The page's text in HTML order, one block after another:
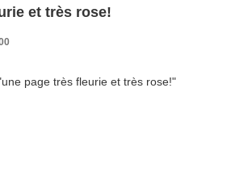
et très rose!